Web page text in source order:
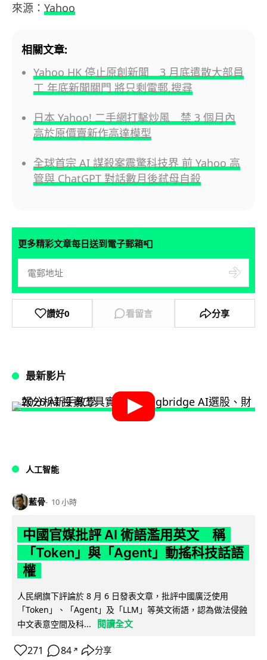
來源： Yahoo
相關文章:
Yahoo HK 停止原創新聞 3 月底遣散大部員
工 年底新聞關門 將只剩電郵,搜尋
日本 Yahoo! 二手網打擊炒風 禁 3 個月內
高於原價賣新作高達模型
全球首宗 AI 謀殺案震驚科技界 前 Yahoo 高
管與 ChatGPT 對話數月後弒母自殺
更多精彩文章每日送到電子郵箱📮
讚好0 看留言 分享
最新影片
人工智能
藍骨 10 小時
中國官媒批評 AI 術語濫用英文 稱
「Token」與「Agent」動搖科技話語
權
人民網旗下評論於 8 月 6 日發表文章，批評中國廣泛使用
「Token」、「Agent」及「LLM」等英文術語，認為做法侵蝕
中文表意空間及科...
閱讀全文
271 84 ↗ 分享